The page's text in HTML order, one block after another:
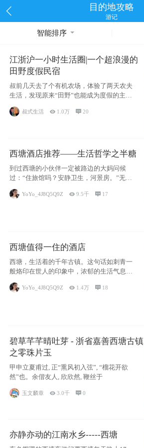
目的地攻略
游记
智能排序
江浙沪一小时生活圈|一个超浪漫的
田野度假民宿
叔前几天去了个有机农场，体验了两天农夫
生活，发现原来“田野”也能成为度假的主旋
律。江
叔式生活  1.0万 20
西塘酒店推荐——生活哲学之半糖
到过西塘的小伙伴一定被路边的大妈问候
过：“住旅馆吗？安静卫生，河景房。”无意
YoYo_4J8Q5Q9Z 9.5千  17
西塘值得一住的酒店
西塘，生活着的千年古镇。这句话如刺青一
般烙印在世人的印象中，浓郁的生活气息，
小桥流水
YoYo_4J8Q5Q9Z  1.4万  18
碧草芊芊晴吐芽 - 浙省嘉善西塘古镇
之零珠片玉
甲申立夏甫过, 正“熏风初入弦”, “榴花开欲
然”也。余偕友人, 欣欣然, 鞭丝于
玉文麟章  3.0千 0
亦静亦动的江南水乡-----西塘